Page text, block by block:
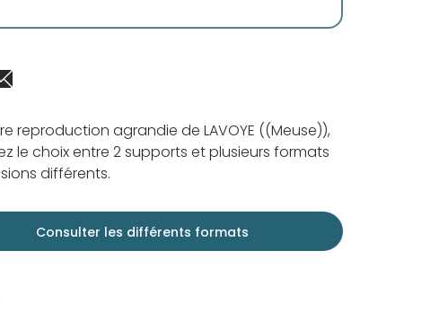
reproduction agrandie de LAVOYE ((Meuse)),
le choix entre 2 supports et plusieurs formats
différents.
Consulter les différents formats